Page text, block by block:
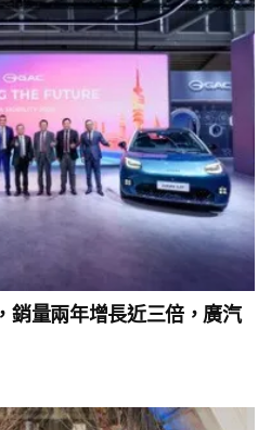
銷量兩年增長近三倍，廣汽